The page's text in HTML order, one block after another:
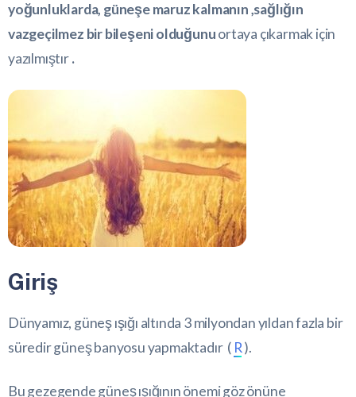
yoğunluklarda, güneşe maruz kalmanın ,sağlığın
vazgeçilmez bir bileşeni olduğunuortaya çıkarmak için
yazılmıştır.
Giriş
Dünyamız, güneş ışığı altında 3 milyondan yıldan fazla bir
süredir güneş banyosu yapmaktadır ( R).
Bu gezegende güneş ışığının önemi göz önüne